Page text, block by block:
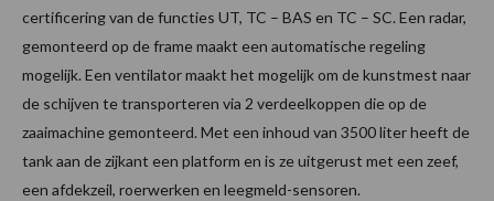
certificering van de functies UT, TC – BAS en TC – SC. Een radar,
gemonteerd op de frame maakt een automatische regeling
mogelijk. Een ventilator maakt het mogelijk om de kunstmest naar
de schijven te transporteren via 2 verdeelkoppen die op de
zaaimachine gemonteerd. Met een inhoud van 3500 liter heeft de
tank aan de zijkant een platform en is ze uitgerust met een zeef,
een afdekzeil, roerwerken en leegmeld-sensoren.